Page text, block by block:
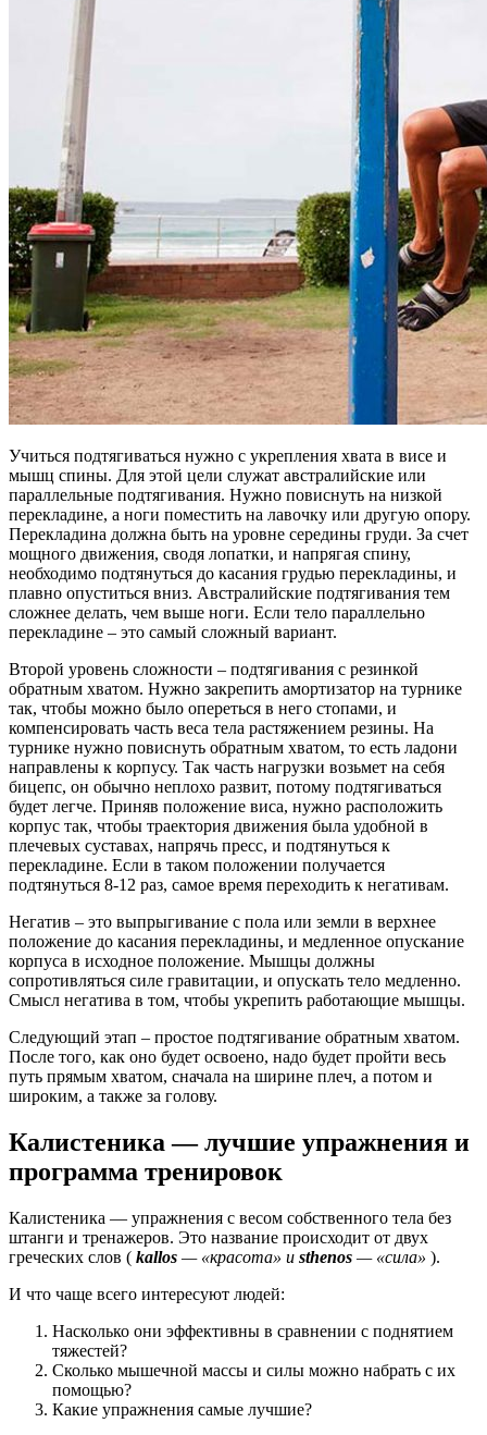
Учиться подтягиваться нужно с укрепления хвата в висе и
мышц спины. Для этой цели служат австралийские или
параллельные подтягивания. Нужно повиснуть на низкой
перекладине, а ноги поместить на лавочку или другую опору.
Перекладина должна быть на уровне середины груди. За счет
мощного движения, сводя лопатки, и напрягая спину,
необходимо подтянуться до касания грудью перекладины, и
плавно опуститься вниз. Австралийские подтягивания тем
сложнее делать, чем выше ноги. Если тело параллельно
перекладине – это самый сложный вариант.
Второй уровень сложности – подтягивания с резинкой
обратным хватом. Нужно закрепить амортизатор на турнике
так, чтобы можно было опереться в него стопами, и
компенсировать часть веса тела растяжением резины. На
турнике нужно повиснуть обратным хватом, то есть ладони
направлены к корпусу. Так часть нагрузки возьмет на себя
бицепс, он обычно неплохо развит, потому подтягиваться
будет легче. Приняв положение виса, нужно расположить
корпус так, чтобы траектория движения была удобной в
плечевых суставах, напрячь пресс, и подтянуться к
перекладине. Если в таком положении получается
подтянуться 8-12 раз, самое время переходить к негативам.
Негатив – это выпрыгивание с пола или земли в верхнее
положение до касания перекладины, и медленное опускание
корпуса в исходное положение. Мышцы должны
сопротивляться силе гравитации, и опускать тело медленно.
Смысл негатива в том, чтобы укрепить работающие мышцы.
Следующий этап – простое подтягивание обратным хватом.
После того, как оно будет освоено, надо будет пройти весь
путь прямым хватом, сначала на ширине плеч, а потом и
широким, а также за голову.
Калистеника — лучшие упражнения и
программа тренировок
Калистеника — упражнения с весом собственного тела без
штанги и тренажеров. Это название происходит от двух
греческих слов ( kallos — «красота» и sthenos — «сила» ).
И что чаще всего интересуют людей:
Насколько они эффективны в сравнении с поднятием
тяжестей?
Сколько мышечной массы и силы можно набрать с их
помощью?
Какие упражнения самые лучшие?